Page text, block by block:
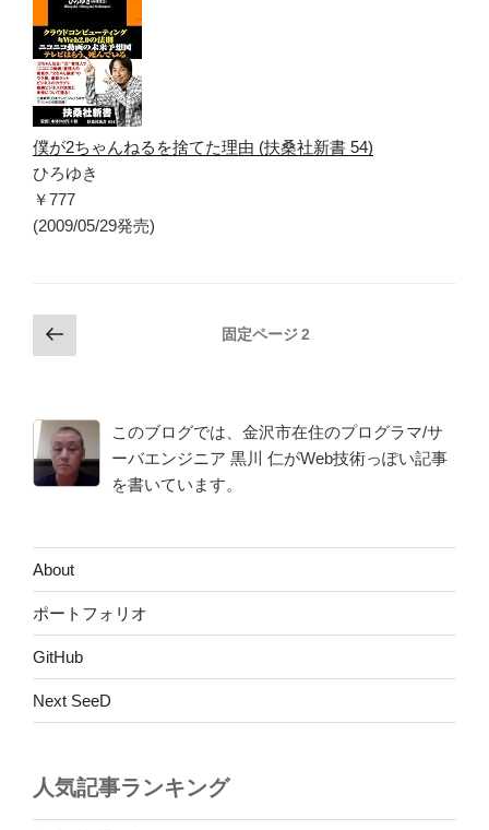
僕が2ちゃんねるを捨てた理由 (扶桑社新書 54)
ひろゆき
￥777
(2009/05/29発売)
投
稿
ペ
ー
ジ
り
前
の
ジ
固定ページ2
このブログでは、金沢市在住のプログラマ/サ
ーバエンジニア 黒川 仁がWeb技術っぽい記事
を書いています。
About
ポートフォリオ
GitHub
Next SeeD
人気記事ランキング